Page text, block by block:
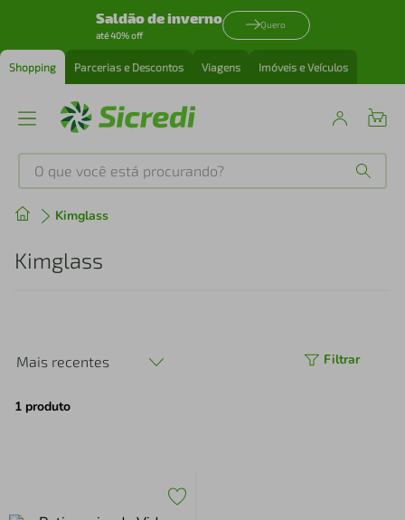
Saldão de inverno
até 40% off
Quero
Shopping Parcerias e Descontos Viagens Imóveis e Veículos
O que você está procurando?
Kimglass
Kimglass
Mais recentes Filtrar
1 produto
Produtos mais buscados
perfume
4º